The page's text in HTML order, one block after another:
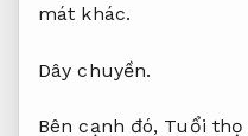
mát khác.
Dây chuyền.
Bên cạnh đó, Tuổi thọ